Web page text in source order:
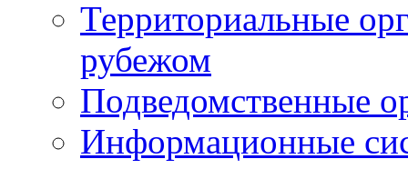
Территориальные
рубежом
Подведомственные
Информационные